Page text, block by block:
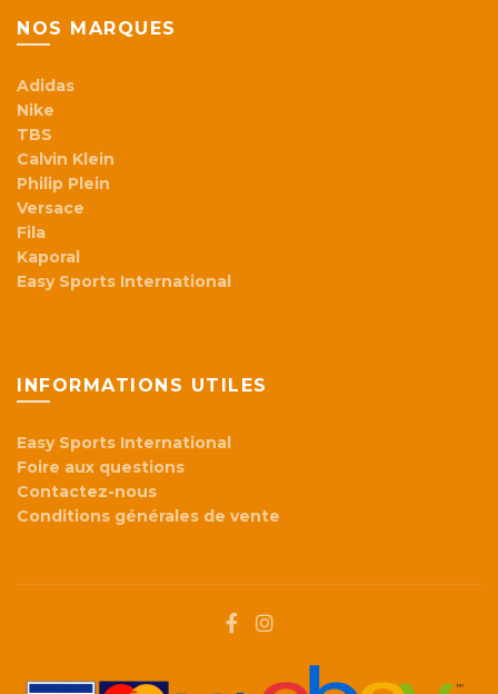
NOS MARQUES
Adidas
Nike
TBS
Calvin Klein
Philip Plein
Versace
Fila
Kaporal
Easy Sports International
INFORMATIONS UTILES
Easy Sports International
Foire aux questions
Contactez-nous
Conditions générales de vente